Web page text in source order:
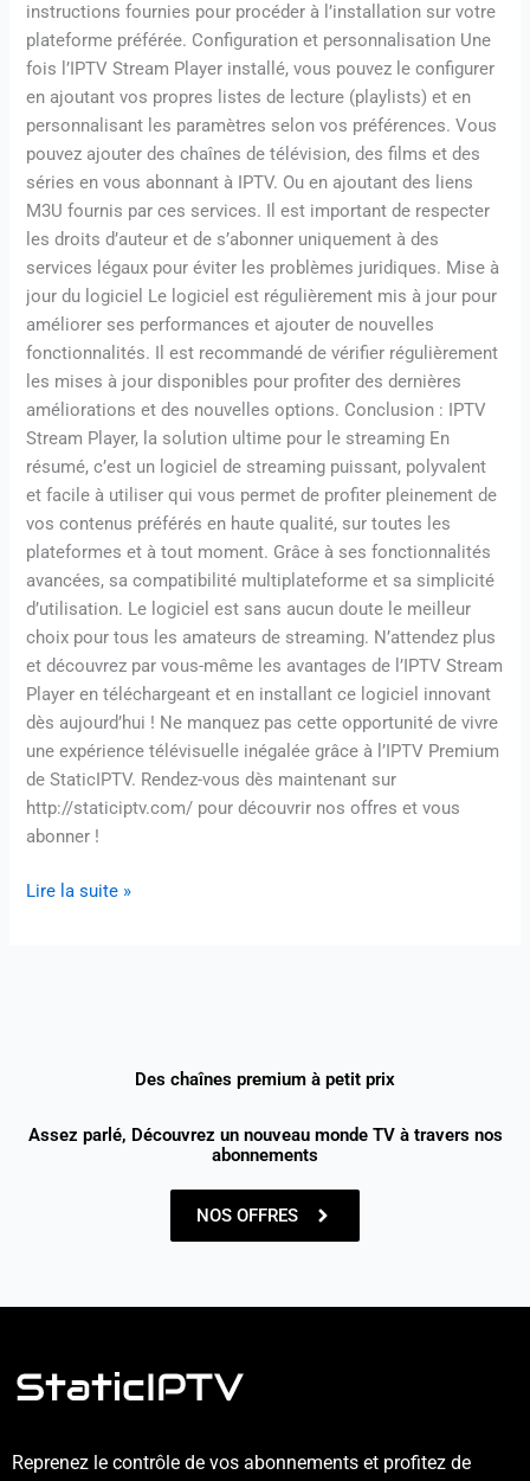
instructions fournies pour procéder à l’installation sur votre
plateforme préférée. Configuration et personnalisation Une
fois l’IPTV Stream Player installé, vous pouvez le configurer
en ajoutant vos propres listes de lecture (playlists) et en
personnalisant les paramètres selon vos préférences. Vous
pouvez ajouter des chaînes de télévision, des films et des
séries en vous abonnant à IPTV. Ou en ajoutant des liens
M3U fournis par ces services. Il est important de respecter
les droits d’auteur et de s’abonner uniquement à des
services légaux pour éviter les problèmes juridiques. Mise à
jour du logiciel Le logiciel est régulièrement mis à jour pour
améliorer ses performances et ajouter de nouvelles
fonctionnalités. Il est recommandé de vérifier régulièrement
les mises à jour disponibles pour profiter des dernières
améliorations et des nouvelles options. Conclusion : IPTV
Stream Player, la solution ultime pour le streaming En
résumé, c’est un logiciel de streaming puissant, polyvalent
et facile à utiliser qui vous permet de profiter pleinement de
vos contenus préférés en haute qualité, sur toutes les
plateformes et à tout moment. Grâce à ses fonctionnalités
avancées, sa compatibilité multiplateforme et sa simplicité
d’utilisation. Le logiciel est sans aucun doute le meilleur
choix pour tous les amateurs de streaming. N’attendez plus
et découvrez par vous-même les avantages de l’IPTV Stream
Player en téléchargeant et en installant ce logiciel innovant
dès aujourd’hui ! Ne manquez pas cette opportunité de vivre
une expérience télévisuelle inégalée grâce à l’IPTV Premium
de StaticIPTV. Rendez-vous dès maintenant sur
http://staticiptv.com/ pour découvrir nos offres et vous
abonner !
Lire la suite »
Des chaînes premium à petit prix
Assez parlé, Découvrez un nouveau monde TV à travers nos
abonnements
NOS OFFRES
Reprenez le contrôle de vos abonnements et profitez de